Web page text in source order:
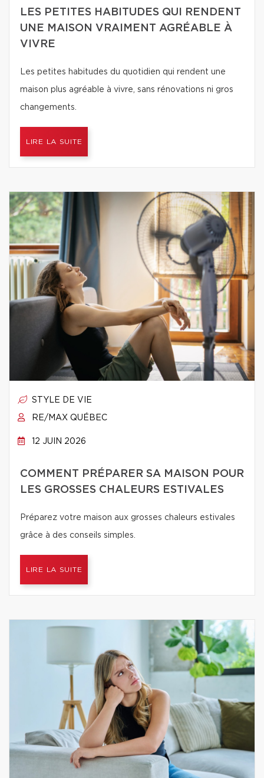
LES PETITES HABITUDES QUI RENDENT
UNE MAISON VRAIMENT AGRÉABLE À
VIVRE
Les petites habitudes du quotidien qui rendent une
maison plus agréable à vivre, sans rénovations ni gros
changements.
LIRE LA SUITE
STYLE DE VIE
RE/MAX QUÉBEC
12 JUIN 2026
COMMENT PRÉPARER SA MAISON POUR
LES GROSSES CHALEURS ESTIVALES
Préparez votre maison aux grosses chaleurs estivales
grâce à des conseils simples.
LIRE LA SUITE